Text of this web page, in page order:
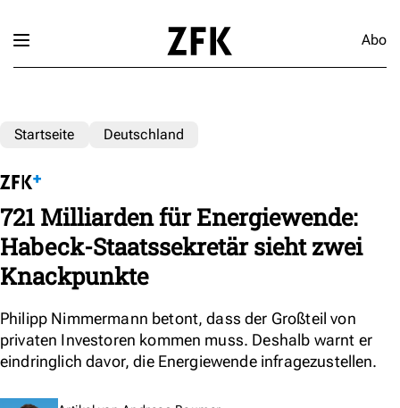
Abo
Startseite Deutschland
721 Milliarden für Energiewende:
Habeck-Staatssekretär sieht zwei
Knackpunkte
Philipp Nimmermann betont, dass der Großteil von
privaten Investoren kommen muss. Deshalb warnt er
eindringlich davor, die Energiewende infragezustellen.